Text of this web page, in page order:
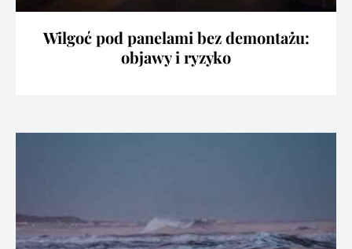
Wilgoć pod panelami bez demontażu:
objawy i ryzyko